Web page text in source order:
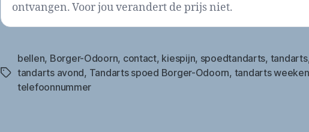
ontvangen. Voor jou verandert de prijs niet.
Tags
bellen, Borger-Odoorn, contact, kiespijn, spoedtandarts, tandarts
tandarts avond, Tandarts spoed Borger-Odoorn, tandarts
telefoonnummer